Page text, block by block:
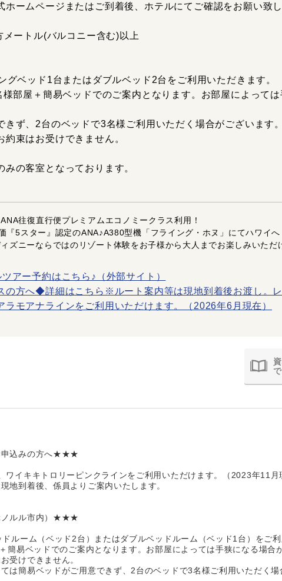
ームページまたはご到着後、ホテルにてご確認をお願い致し
ートル(バルコニー含む)以上
ベッド1台またはダブルベッド2台をご利用いただきます。
部屋＋簡易ベッドでのご案内となります。お部屋によっては
ず、2台のベッドで3名様ご利用いただく場合がございます。
束はお受けできません。
の客室となっております。
往復直行便プレミアムエコノミークラス利用！
『5スター』認定のANA♪A380型機「フライング・ホヌ」にてハワイへ
ズニーならではのリゾート体験をお子様から大人までお楽しみいただ
アー予約はこちら♪（外部サイト）
方へ◆詳細はこちら※ルート案内等は現地到着後お渡し。
ラモアナラインをご利用いただけます。（2026年6月現在）
申込みの方へ★★★
ワイキキトロリーピンクラインをご利用いただけます。（2023年11月
地到着後、係員よりご案内いたします。
ノルル市内）★★★
ルーム（ベッド2台）またはダブルベッドルーム（ベッド1台）をご利
易ベッドでのご案内となります。お部屋によっては手狭になる場合
受けできません。
は簡易ベッドがご用意できず、2台のベッドで3名様ご利用いただく場